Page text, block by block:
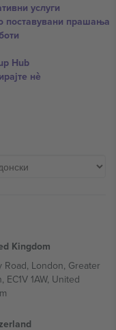
услуги
поставувани прашања
Hub
нѐ
Kingdom
Road, London, Greater
EC1V 1AW, United